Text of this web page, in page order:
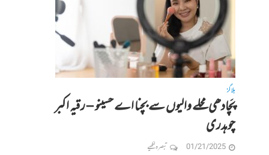
بلاگز
پَچادھی محلے والیوں سے بچنا اے حسینو – رقیہ اکبر
چوہدری
01/21/2025 تبصرہ لکھیے